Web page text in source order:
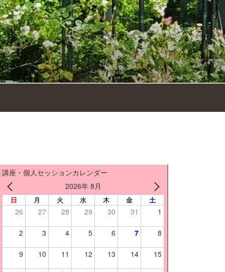
講座・個人セッションカレンダー
2026年 8月
日 月 火 水 木 金 土
26 27 28 29 30 31 1
2 3 4 5 6 7 8
9 10 11 12 13 14 15